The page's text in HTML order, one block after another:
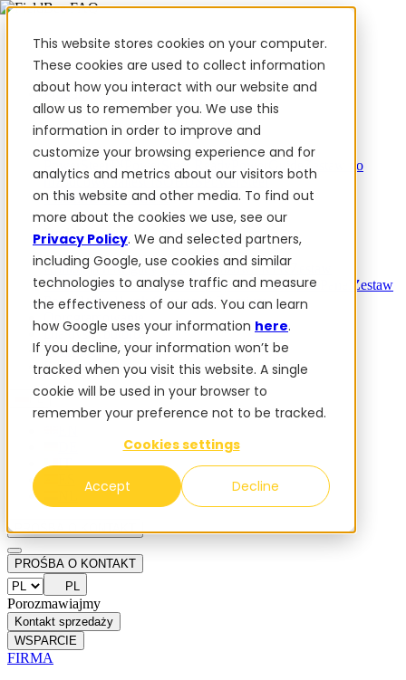
This website stores cookies on your computer.
These cookies are used to collect information
about how you interact with our website and
allow us to remember you. We use this
information in order to improve and
customize your browsing experience and for
analytics and metrics about our visitors both
on this website and other media. To find out
more about the cookies we use, see our
Privacy Policy. We and selected partners,
including Google, use cookies and similar
technologies to analyse traffic and measure
the effectiveness of our ads. You can learn
how Google uses your information here.
If you decline, your information won’t be
tracked when you visit this website. A single
cookie will be used in your browser to
remember your preference not to be tracked.
Cookies settings
Accept Decline
Produkty
Produkty
PowerSteer™ PowerSteer Ready PowerGuide
Zestaw do
rozbudowy Jaltest ISOBUSPowerSteer
VisionPromyFieldBee
Dodatki
Aplikacja nawigacyjnaStacja bazowa RTK
tabletImplement Section Display Control Switch Panel
Zestaw
PowerWheel1-rok Gwarancji Premium
Oprogramowanie
Dla dystrybutorów
Recenzje
Kontakt
PL
IT
PROŚBA O KONTAKT
PROŚBA O KONTAKT
PL
Porozmawiajmy
Kontakt sprzedaży
WSPARCIE
FIRMA